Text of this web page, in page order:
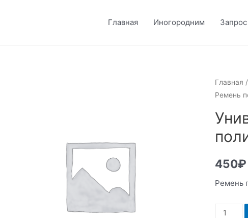
Главная Иногородним Запрос
Главная /
Ремень
450₽
Ремень